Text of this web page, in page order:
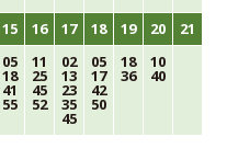
15 16 17 18 19 20 21
05
18
41
55
11
25
45
52
02
13
23
35
45
05
17
42
50
18
36
10
40